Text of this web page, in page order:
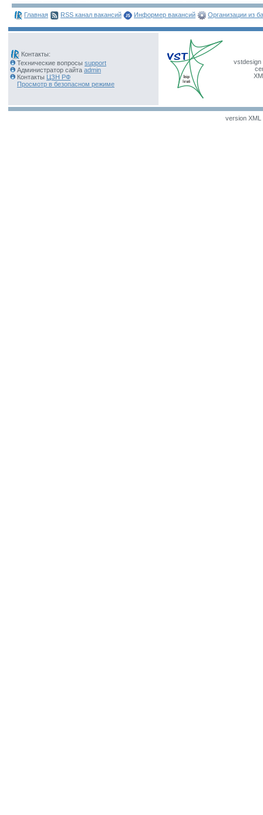
Главная RSS канал вакансий Информер вакансий Организации из
Контакты:
Технические вопросы support
Администратор сайта admin
Контакты ЦЗН РФ
Просмотр в безопасном режиме
vstdesign
version